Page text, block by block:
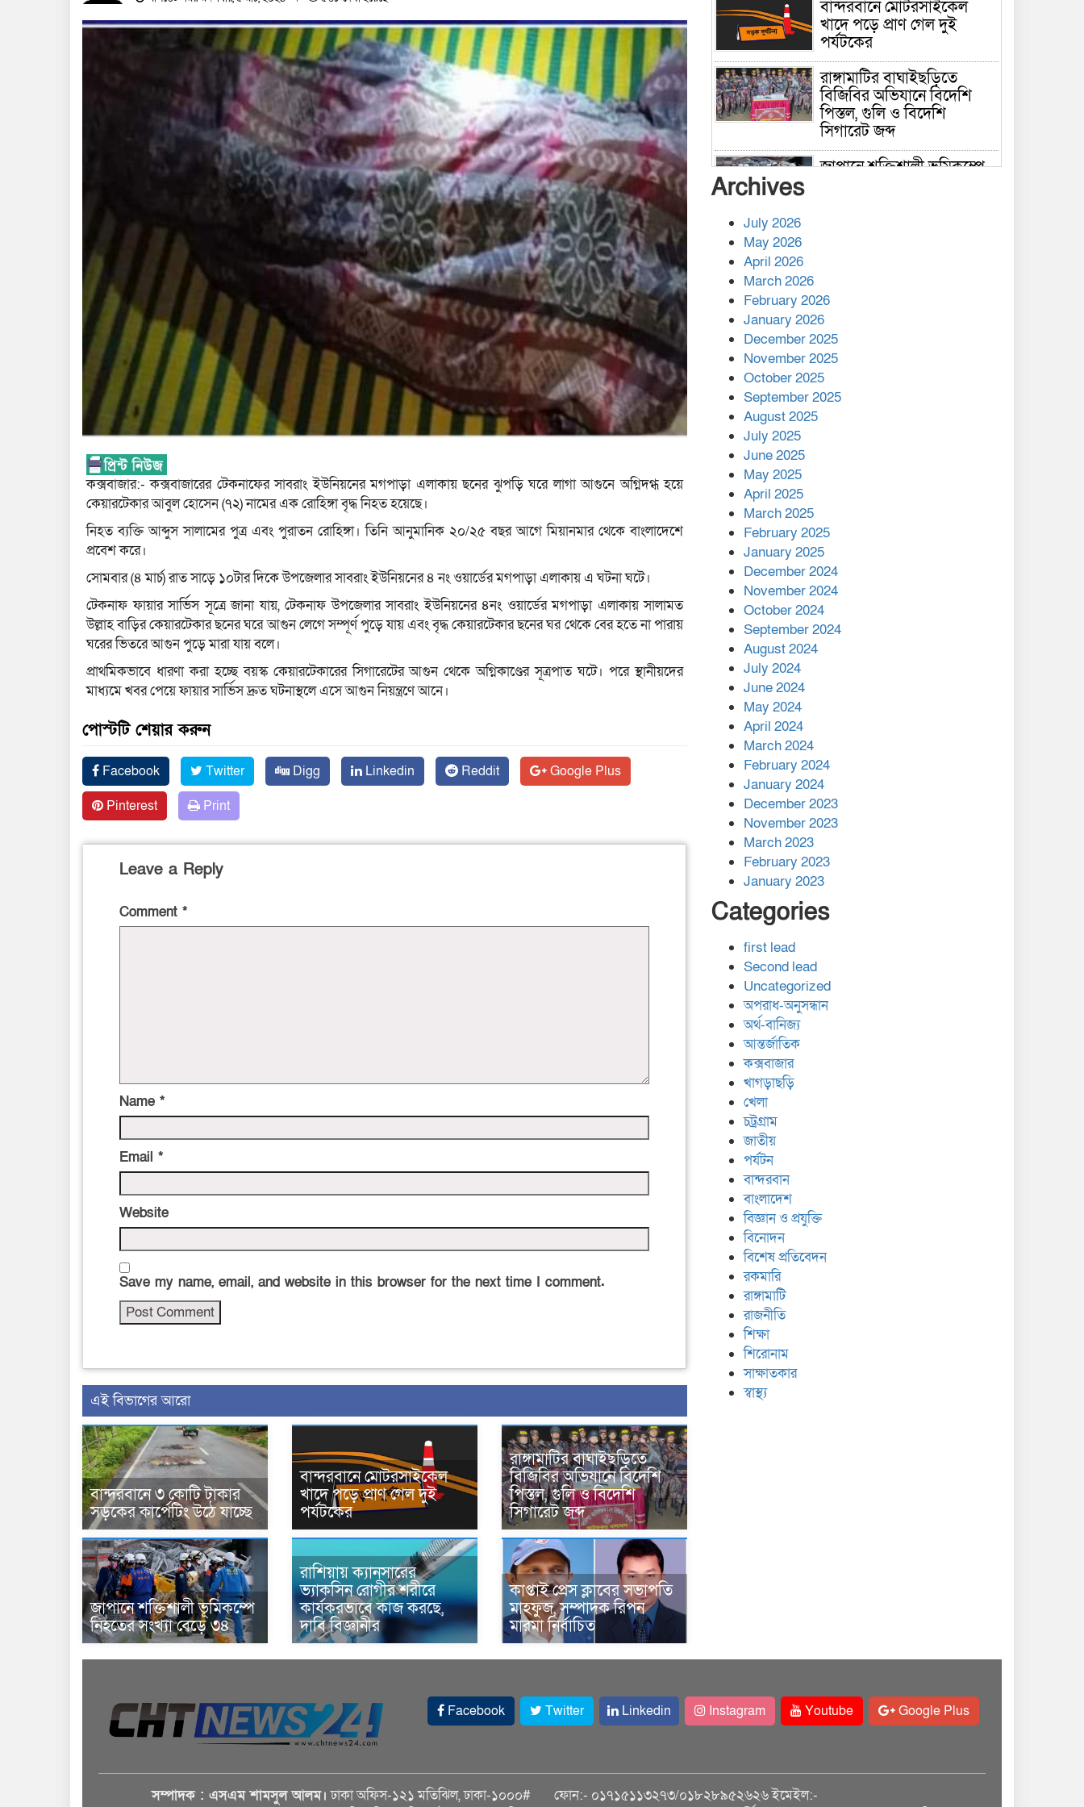
কক্সবাজার:- কক্সবাজারের টেকনাফের সাবরাং ইউনিয়নের মগপাড়া এলাকায় ছনের ঝুপড়ি ঘরে লাগা আগুনে অগ্নিদগ্ধ হয়ে
কেয়ারটেকার আবুল হোসেন (৭২) নামের এক রোহিঙ্গা বৃদ্ধ নিহত হয়েছে।
নিহত ব্যক্তি আব্দুস সালামের পুত্র এবং পুরাতন রোহিঙ্গা। তিনি আনুমানিক ২০/২৫ বছর আগে মিয়ানমার থেকে বাংলাদেশে
প্রবেশ করে।
সোমবার (৪ মার্চ) রাত সাড়ে ১০টার দিকে উপজেলার সাবরাং ইউনিয়নের ৪ নং ওয়ার্ডের মগপাড়া এলাকায় এ ঘটনা ঘটে।
টেকনাফ ফায়ার সার্ভিস সূত্রে জানা যায়, টেকনাফ উপজেলার সাবরাং ইউনিয়নের ৪নং ওয়ার্ডের মগপাড়া এলাকায় সালামত
উল্লাহ বাড়ির কেয়ারটেকার ছনের ঘরে আগুন লেগে সম্পূর্ণ পুড়ে যায় এবং বৃদ্ধ কেয়ারটেকার ছনের ঘর থেকে বের হতে না পারায়
ঘরের ভিতরে আগুন পুড়ে মারা যায় বলে।
প্রাথমিকভাবে ধারণা করা হচ্ছে বয়স্ক কেয়ারটেকারের সিগারেটের আগুন থেকে অগ্নিকাণ্ডের সূত্রপাত ঘটে। পরে স্থানীয়দের
মাধ্যমে খবর পেয়ে ফায়ার সার্ভিস দ্রুত ঘটনাস্থলে এসে আগুন নিয়ন্ত্রণে আনে।
পোস্টটি শেয়ার করুন
Facebook Twitter Digg Linkedin Reddit
Google Plus
Pinterest
Print
Leave a Reply
Comment *
Name *
Email *
Website
Save my name, email, and website in this browser for the next time I comment.
এই বিভাগের আরো
বান্দরবানে ৩ কোটি টাকার
সড়কের কার্পেটিং উঠে যাচ্ছে
বান্দরবানে মোটরসাইকেল
খাদে পড়ে প্রাণ গেল দুই
পর্যটকের
রাঙ্গামাটির বাঘাইছড়িতে
বিজিবির অভিযানে বিদেশি
পিস্তল, গুলি ও বিদেশি
সিগারেট জব্দ
জাপানে শক্তিশালী ভূমিকম্পে
নিহতের সংখ্যা বেড়ে ৩৪
রাশিয়ায় ক্যানসারের
ভ্যাকসিন রোগীর শরীরে
কার্যকরভাবে কাজ করছে,
দাবি বিজ্ঞানীর
কাপ্তাই প্রেস ক্লাবের সভাপতি
মাহফুজ, সম্পাদক রিপন
মারমা নির্বাচিত
বান্দরবানে মোটরসাইকেল
খাদে পড়ে প্রাণ গেল দুই
পর্যটকের
রাঙ্গামাটির বাঘাইছড়িতে
বিজিবির অভিযানে বিদেশি
পিস্তল, গুলি ও বিদেশি
সিগারেট জব্দ
জাপানে শক্তিশালী ভূমিকম্পে
কাপ্তাই প্রেস ক্লাবের সভাপতি
মাহফুজ, সম্পাদক রিপন মারমা
নির্বাচিত
মালয়েশিয়ার প্রধানমন্ত্রীকে চিঠি
দেয়ার পর ফোন তারেক
রহমানের,গ্যাস সঙ্কট
মোকাবিলায় সহায়তার আশ্বাস
এক বিলিয়ন ডলার বিনিয়োগ
হবে আনোয়ারায়
বান্দরবানে বন্যায় ক্ষতিগ্রস্তদের
মাঝে সহায়তা দিলেন সাচিং প্রু
জেরী
Archives
July 2026
May 2026
April 2026
March 2026
February 2026
January 2026
December 2025
November 2025
October 2025
September 2025
August 2025
July 2025
June 2025
May 2025
April 2025
March 2025
February 2025
January 2025
December 2024
November 2024
October 2024
September 2024
August 2024
July 2024
June 2024
May 2024
April 2024
March 2024
February 2024
January 2024
December 2023
November 2023
March 2023
February 2023
January 2023
Categories
first lead
Second lead
Uncategorized
অপরাধ-অনুসন্ধান
অর্থ-বানিজ্য
আন্তর্জাতিক
কক্সবাজার
খাগড়াছড়ি
খেলা
চট্রগ্রাম
জাতীয়
পর্যটন
বান্দরবান
বাংলাদেশ
বিজ্ঞান ও প্রযুক্তি
বিনোদন
বিশেষ প্রতিবেদন
রকমারি
রাঙ্গামাটি
রাজনীতি
শিক্ষা
শিরোনাম
সাক্ষাতকার
স্বাস্থ্য
Facebook Twitter Linkedin Instagram Youtube Google Plus
সম্পাদক : এসএম শামসুল আলম। ঢাকা অফিস-১২১ মতিঝিল, ঢাকা-১০০০#
ফোন:- ০১৭১৫১১৩২৭৩/০১৮২৮৯৫২৬২৬ ইমেইল:-